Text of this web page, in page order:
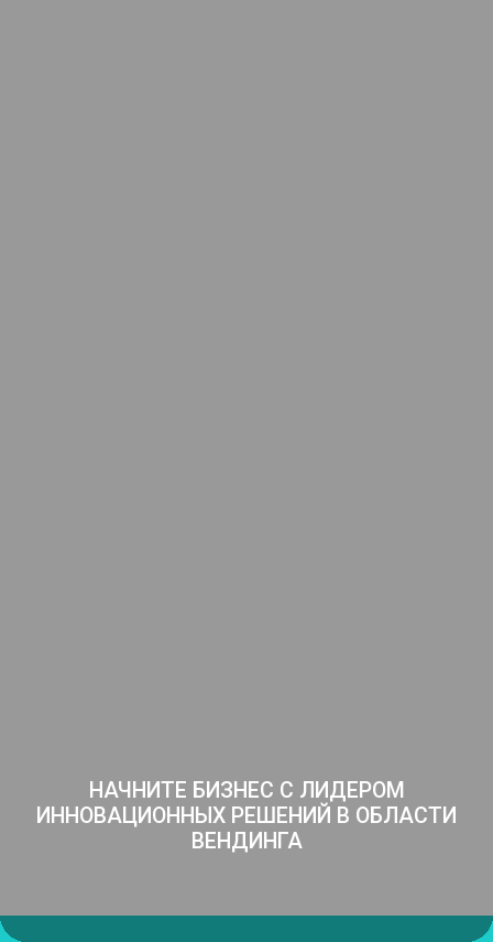
НАЧНИТЕ БИЗНЕС С ЛИДЕРОМ
ИННОВАЦИОННЫХ РЕШЕНИЙ В ОБЛАСТИ
ВЕНДИНГА